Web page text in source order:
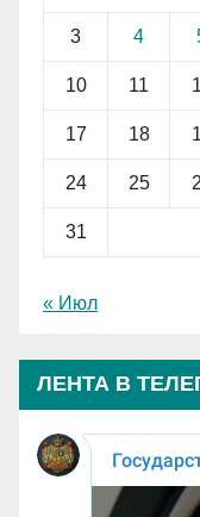
3 4
10 11
17 18
24 25
31
« Июл
ЛЕНТА В